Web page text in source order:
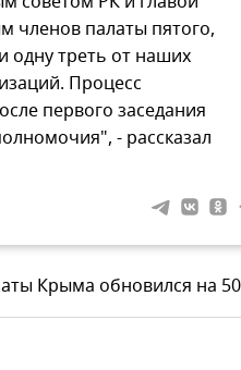
членов палаты пятого,
одну треть от наших
Процесс
первого заседания
- рассказал
Крыма обновился на